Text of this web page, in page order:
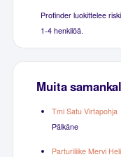
Profinder luokittelee
1-4 henkilöä.
Muita
Tmi Satu Virtapohja
Pälkäne
Parturiliike Mervi